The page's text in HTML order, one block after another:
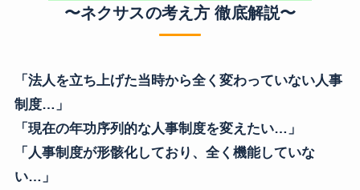
〜ネクサスの考え方 徹底解説〜
「法人を立ち上げた当時から全く変わっていない人事
制度…」
「現在の年功序列的な人事制度を変えたい…」
「人事制度が形骸化しており、全く機能していな
い…」